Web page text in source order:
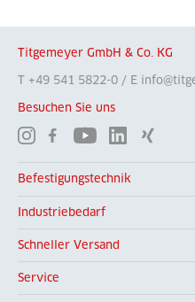
Titgemeyer GmbH & Co. KG
T +49 541 5822-0 / E
Besuchen Sie uns
Befestigungstechnik
Industriebedarf
Schneller Versand
Service